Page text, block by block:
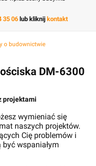
35 06 lub kliknij kontakt
o budownictwie
DM-6300
projektami
wymieniać się
naszych projektów.
Cię problemów i
wspaniałym